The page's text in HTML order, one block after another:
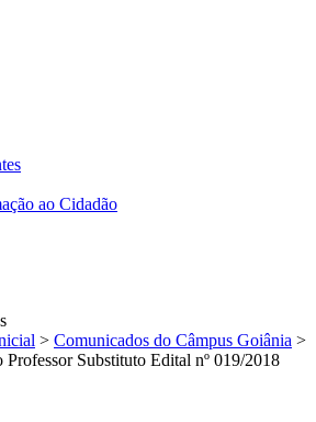
ao Cidadão
> Comunicados do Câmpus Goiânia >
Professor Substituto Edital nº 019/2018